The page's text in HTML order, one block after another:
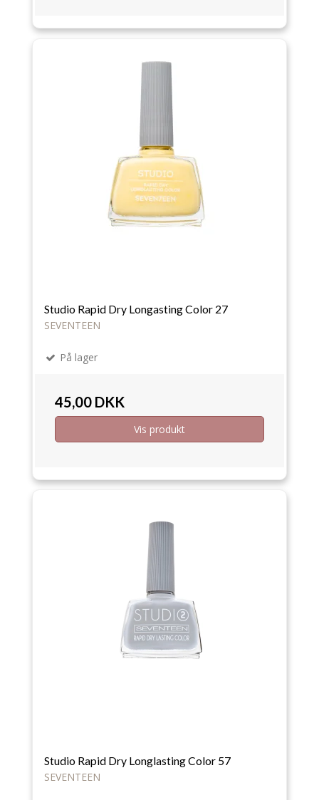
Studio Rapid Dry Longasting Color 27
SEVENTEEN
På lager
45,00 DKK
Vis produkt
Studio Rapid Dry Longlasting Color 57
SEVENTEEN